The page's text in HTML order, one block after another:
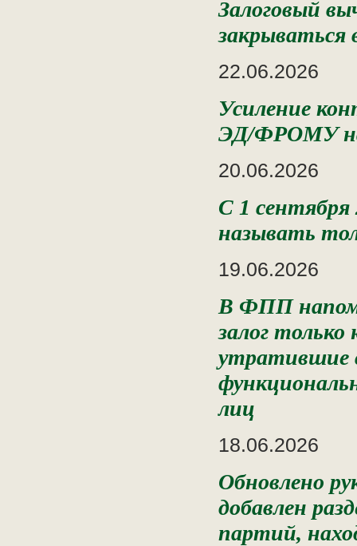
Залоговый
закрываться
22.06.2026
Усиление
ЭД/ФРОМУ
20.06.2026
С 1
называть
19.06.2026
В ФПП
залог
утратившие
лиц
18.06.2026
Обновлено
добавлен
партий,